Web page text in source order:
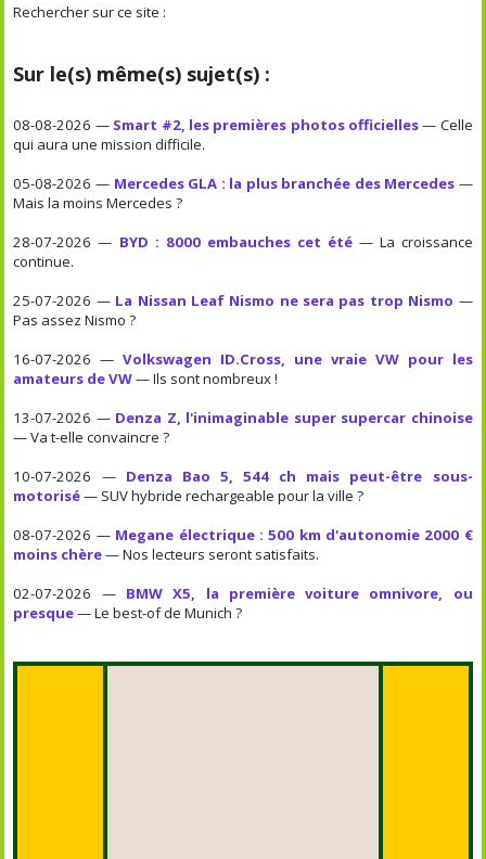
Rechercher sur ce site :
Sur le(s) même(s) sujet(s) :
08-08-2026 — Smart #2, les premières photos officielles— Celle
qui aura une mission difficile.
05-08-2026 — Mercedes GLA : la plus branchée des Mercedes —
Mais la moins Mercedes ?
28-07-2026 — BYD : 8000 embauches cet été— La croissance
continue.
25-07-2026 — La Nissan Leaf Nismo ne sera pas trop Nismo —
Pas assez Nismo ?
16-07-2026 —Volkswagen ID.Cross, une vraie VW pour les
amateurs de VW— Ils sont nombreux !
13-07-2026 — Denza Z, l'inimaginable super supercar chinoise
— Va t-elle convaincre ?
10-07-2026 — Denza Bao 5, 544 ch mais peut-être sous-
motorisé— SUV hybride rechargeable pour la ville ?
08-07-2026 — Megane électrique : 500 km d'autonomie 2000 €
moins chère— Nos lecteurs seront satisfaits.
02-07-2026 — BMW X5, la première voiture omnivore, ou
presque— Le best-of de Munich ?